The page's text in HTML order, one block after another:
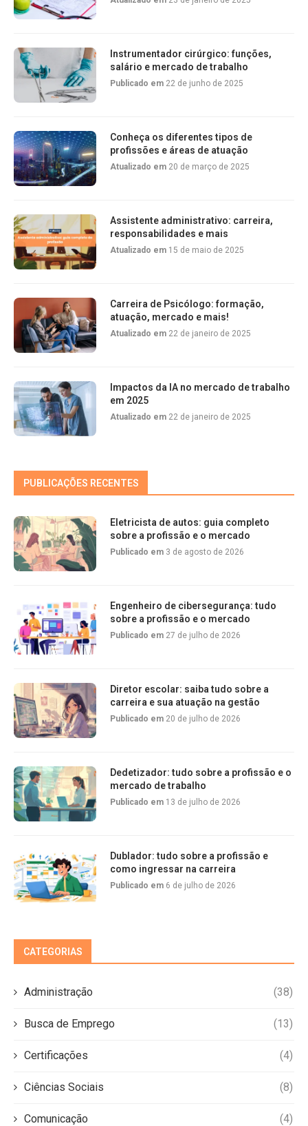
Instrumentador cirúrgico: funções,
salário e mercado de trabalho
Publicado em 22 de junho de 2025
Conheça os diferentes tipos de
profissões e áreas de atuação
Atualizado em 20 de março de 2025
Assistente administrativo: carreira,
responsabilidades e mais
Atualizado em 15 de maio de 2025
Carreira de Psicólogo: formação,
atuação, mercado e mais!
Atualizado em 22 de janeiro de 2025
Impactos da IA no mercado de trabalho
em 2025
Atualizado em 22 de janeiro de 2025
PUBLICAÇÕES RECENTES
Eletricista de autos: guia completo
sobre a profissão e o mercado
Publicado em 3 de agosto de 2026
Engenheiro de cibersegurança: tudo
sobre a profissão e o mercado
Publicado em 27 de julho de 2026
Diretor escolar: saiba tudo sobre a
carreira e sua atuação na gestão
Publicado em 20 de julho de 2026
Dedetizador: tudo sobre a profissão e o
mercado de trabalho
Publicado em 13 de julho de 2026
Dublador: tudo sobre a profissão e
como ingressar na carreira
Publicado em 6 de julho de 2026
CATEGORIAS
Administração (38)
Busca de Emprego (13)
Certificações (4)
Ciências Sociais (8)
Comunicação (4)